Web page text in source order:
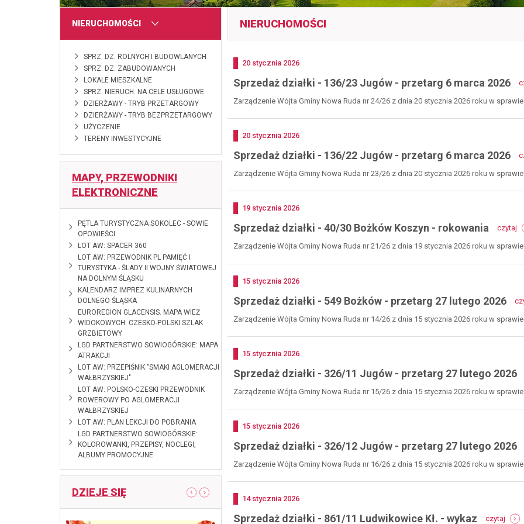
MENU
NIERUCHOMOŚCI
SPRZ. DZ. ROLNYCH I BUDOWLANYCH
SPRZ. DZ. ZABUDOWANYCH
LOKALE MIESZKALNE
SPRZ. NIERUCH. NA CELE USŁUGOWE
DZIERŻAWY - TRYB PRZETARGOWY
DZIERŻAWY - TRYB BEZPRZETARGOWY
UŻYCZENIE
TERENY INWESTYCYJNE
MAPY, PRZEWODNIKI
ELEKTRONICZNE
2026-06-10
PĘTLA TURYSTYCZNA SOKOLEC - SOWIE
OPOWIEŚCI
2026-02-18
LOT AW: SPACER 360
2025-01-28
LOT AW: PRZEWODNIK PL PAMIĘĆ I
TURYSTYKA - ŚLADY II WOJNY ŚWIATOWEJ
NA DOLNYM ŚLĄSKU
2024-12-12
KALENDARZ IMPREZ KULINARNYCH
DOLNEGO ŚLĄSKA
2024-10-28
EUROREGION GLACENSIS. MAPA WIEŻ
WIDOKOWYCH. CZESKO-POLSKI SZLAK
GRZBIETOWY
2024-09-
09
LGD PARTNERSTWO SOWIOGÓRSKIE: MAPA
ATRAKCJI
2024-01-11
LOT AW: PRZEPIŚNIK "SMAKI AGLOMERACJI
WAŁBRZYSKIEJ"
2023-12-08
LOT AW: POLSKO-CZESKI PRZEWODNIK
ROWEROWY PO AGLOMERACJI
WAŁBRZYSKIEJ
2023-09-11
LOT AW: PLAN LEKCJI DO POBRANIA
2023-03-29
LGD PARTNERSTWO SOWIOGÓRSKIE:
KOLOROWANKI, PRZEPISY, NOCLEGI,
ALBUMY PROMOCYJNE
DZIEJE SIĘpokaż poprzedni artykuł pokaż następny artykuł
NIERUCHOMOŚCI
Dodano
20 stycznia 2026
Sprzedaż działki - 136/23 Jugów - przetarg 6 marca 2026
Zarządzenie Wójta Gminy Nowa Ruda nr 24/26 z dnia 20 stycznia 2026 roku w
Dodano
20 stycznia 2026
Sprzedaż działki - 136/22 Jugów - przetarg 6 marca 2026
Zarządzenie Wójta Gminy Nowa Ruda nr 23/26 z dnia 20 stycznia 2026 roku w
Dodano
19 stycznia 2026
Sprzedaż działki - 40/30 Bożków Koszyn - rokowania czytaj
-
Zarządzenie Wójta Gminy Nowa Ruda nr 21/26 z dnia 19 stycznia 2026 roku w
Dodano
15 stycznia 2026
Sprzedaż działki - 549 Bożków - przetarg 27 lutego 2026
Zarządzenie Wójta Gminy Nowa Ruda nr 14/26 z dnia 15 stycznia 2026 roku w sprawie
Dodano
15 stycznia 2026
Sprzedaż działki - 326/11 Jugów - przetarg 27 lutego 2026
Zarządzenie Wójta Gminy Nowa Ruda nr 15/26 z dnia 15 stycznia 2026 roku w sprawie
Dodano
15 stycznia 2026
Sprzedaż działki - 326/12 Jugów - przetarg 27 lutego 2026
Zarządzenie Wójta Gminy Nowa Ruda nr 16/26 z dnia 15 stycznia 2026 roku w sprawie
Dodano
14 stycznia 2026
Sprzedaż działki - 861/11 Ludwikowice Kł. - wykaz czytaj